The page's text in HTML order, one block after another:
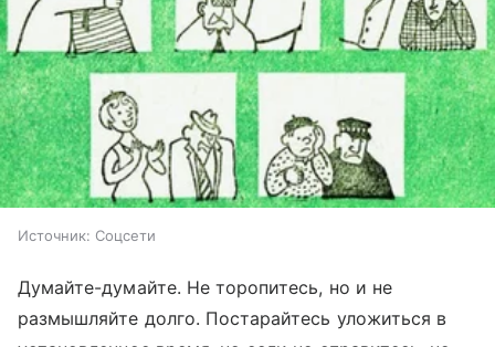
Источник: Соцсети
Думайте-думайте. Не торопитесь, но и не
размышляйте долго. Постарайтесь уложиться в